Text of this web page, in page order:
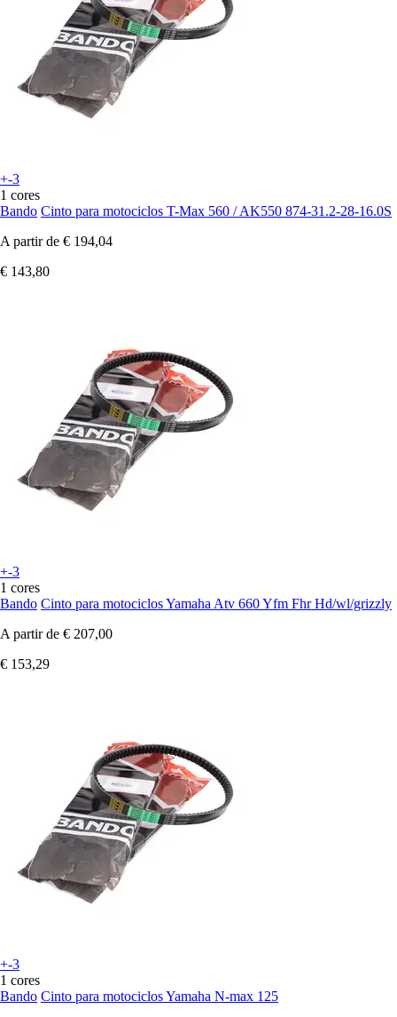
+-3
1 cores
Bando Cinto para motociclos T-Max 560 / AK550 874-31.2-28-16.0S
A partir de € 194,04
€ 143,80
+-3
1 cores
Bando Cinto para motociclos Yamaha Atv 660 Yfm Fhr Hd/wl/grizzly
A partir de € 207,00
€ 153,29
+-3
1 cores
Bando Cinto para motociclos Yamaha N-max 125